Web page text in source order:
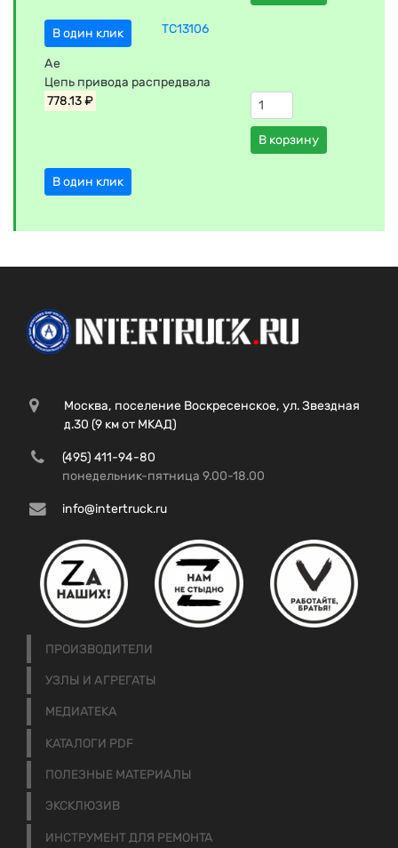
В один клик TC13106
Ae
Цепь привода распредвала
778.13 ₽
В корзину
В один клик
Москва, поселение Воскресенское, ул. Звездная
д.30 (9 км от МКАД)
(495) 411-94-80
понедельник-пятница 9.00-18.00
info@intertruck.ru
ПРОИЗВОДИТЕЛИ
УЗЛЫ И АГРЕГАТЫ
МЕДИАТЕКА
КАТАЛОГИ PDF
ПОЛЕЗНЫЕ МАТЕРИАЛЫ
ЭКСКЛЮЗИВ
ИНСТРУМЕНТ ДЛЯ РЕМОНТА